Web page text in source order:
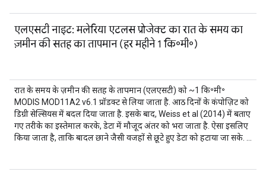
एलएसटी नाइट: मलेरिया एटलस प्रोजेक्ट का रात के समय का
ज़मीन की सतह का तापमान (हर महीने 1 कि॰मी॰)
रात के समय के ज़मीन की सतह के तापमान (एलएसटी) को ~1 कि॰मी॰
MODIS MOD11A2 v6.1 प्रॉडक्ट से लिया जाता है. आठ दिनों के कंपोज़िट को
डिग्री सेल्सियस में बदल दिया जाता है. इसके बाद, Weiss et al (2014) में बताए
गए तरीके का इस्तेमाल करके, डेटा में मौजूद अंतर को भरा जाता है. ऐसा इसलिए
किया जाता है, ताकि बादल छाने जैसी वजहों से छूटे हुए डेटा को हटाया जा सके. …